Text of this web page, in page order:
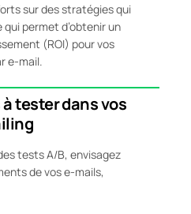
sur des stratégies qui
permet d’obtenir un
(ROI) pour vos
e-mail.
tester dans vos
tests A/B, envisagez
de vos e-mails,